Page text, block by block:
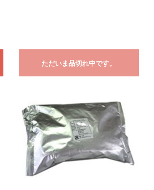
ただいま品切れ中です。